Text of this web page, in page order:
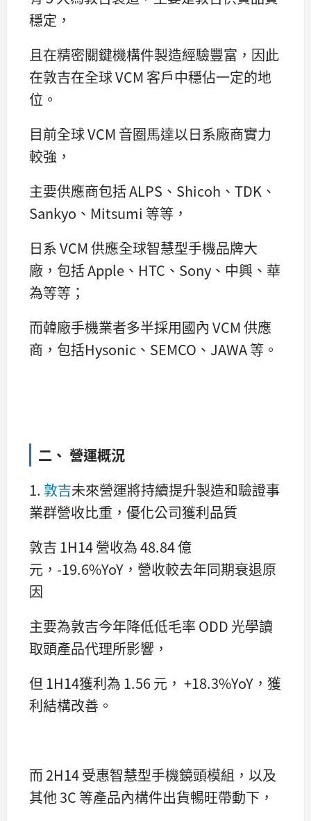
穩定，
且在精密關鍵機構件製造經驗豐富，因此
在敦吉在全球 VCM 客戶中穩佔一定的地
位。
目前全球 VCM 音圈馬達以日系廠商實力
較強，
主要供應商包括 ALPS、Shicoh、TDK、
Sankyo、Mitsumi 等等，
日系 VCM 供應全球智慧型手機品牌大
廠，包括 Apple、HTC、Sony、中興、華
為等等；
而韓廠手機業者多半採用國內 VCM 供應
商，包括Hysonic、SEMCO、JAWA 等。
二、 營運概況
1. 敦吉未來營運將持續提升製造和驗證事
業群營收比重，優化公司獲利品質
敦吉 1H14 營收為 48.84 億
元，-19.6%YoY，營收較去年同期衰退原
因
主要為敦吉今年降低低毛率 ODD 光學讀
取頭產品代理所影響，
但 1H14獲利為 1.56 元， +18.3%YoY，獲
利結構改善。
而 2H14 受惠智慧型手機鏡頭模組，以及
其他 3C 等產品內構件出貨暢旺帶動下，